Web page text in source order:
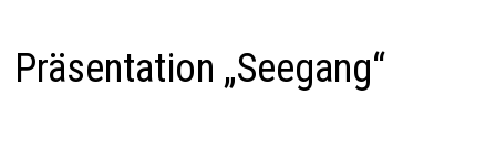
Präsentation „Seegang“